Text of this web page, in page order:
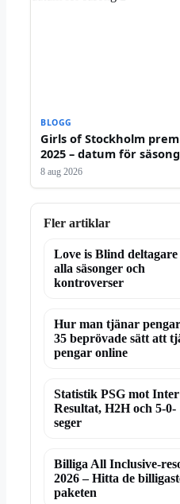
BLOGG
Girls of Stockholm
2025 – datum för
8 aug 2026
Fler artiklar
Love is Blind deltagare
alla säsonger och
kontroverser
Hur man tjänar
35 beprövade sätt att
pengar online
Statistik PSG mot
Resultat, H2H och 5-0-
seger
Billiga All Inclusive-
2026 – Hitta de
paketen